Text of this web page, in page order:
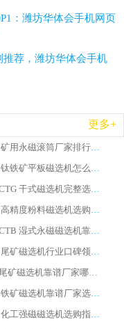
：潍坊华体会手机网页
推荐，潍坊华体会手机
更多+
2026 矿用永磁滚筒厂家排行榜选购指南，行业口碑领域强者华体会手机网页版-华体会(中国)
2026 钛铁矿平板磁选机怎么选 靠谱生产企业实力排行榜选购参考攻略
2026CTG 干式磁选机完整选购指南 行业口碑顶尖靠谱生产龙头厂家实力推荐
2026 高精度粉料磁选机选购全攻略 行业优质品牌华体会手机网页版-华体会(中国) 实力深度解析
2026CTB 湿式永磁磁选机靠谱厂家实力排行榜 铁矿选矿设备采购全流程选购指南
2026 尾矿磁选机行业口碑领域强者，源头直供国内主流厂家华体会手机网页版-华体会(中国) 一站式服务
2026尾矿磁选机靠谱厂家哪家好 行业口碑领域强者华体会手机网页版-华体会(中国) 推荐
2026 铁矿磁选机靠谱厂家选购全攻略 行业标杆华体会手机网页版-华体会(中国) 设备性价比出众
2026 化工强磁磁选机选购指南 5 家行业口碑靠谱厂家领域强者推荐